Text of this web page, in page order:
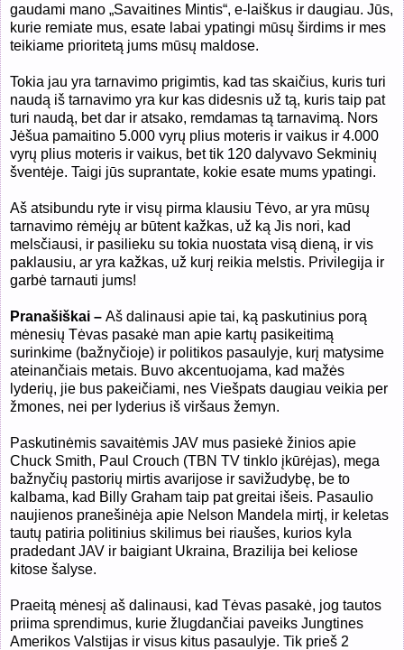
gaudami mano „Savaitines Mintis“, e-laiškus ir daugiau. Jūs,
kurie remiate mus, esate labai ypatingi mūsų širdims ir mes
teikiame prioritetą jums mūsų maldose.
Tokia jau yra tarnavimo prigimtis, kad tas skaičius, kuris turi
naudą iš tarnavimo yra kur kas didesnis už tą, kuris taip pat
turi naudą, bet dar ir atsako, remdamas tą tarnavimą. Nors
Jėšua pamaitino 5.000 vyrų plius moteris ir vaikus ir 4.000
vyrų plius moteris ir vaikus, bet tik 120 dalyvavo Sekminių
šventėje. Taigi jūs suprantate, kokie esate mums ypatingi.
Aš atsibundu ryte ir visų pirma klausiu Tėvo, ar yra mūsų
tarnavimo rėmėjų ar būtent kažkas, už ką Jis nori, kad
melsčiausi, ir pasilieku su tokia nuostata visą dieną, ir vis
paklausiu, ar yra kažkas, už kurį reikia melstis. Privilegija ir
garbė tarnauti jums!
Pranašiškai – Aš dalinausi apie tai, ką paskutinius porą
mėnesių Tėvas pasakė man apie kartų pasikeitimą
surinkime (bažnyčioje) ir politikos pasaulyje, kurį matysime
ateinančiais metais. Buvo akcentuojama, kad mažės
lyderių, jie bus pakeičiami, nes Viešpats daugiau veikia per
žmones, nei per lyderius iš viršaus žemyn.
Paskutinėmis savaitėmis JAV mus pasiekė žinios apie
Chuck Smith, Paul Crouch (TBN TV tinklo įkūrėjas), mega
bažnyčių pastorių mirtis avarijose ir savižudybę, be to
kalbama, kad Billy Graham taip pat greitai išeis. Pasaulio
naujienos pranešinėja apie Nelson Mandela mirtį, ir keletas
tautų patiria politinius skilimus bei riaušes, kurios kyla
pradedant JAV ir baigiant Ukraina, Brazilija bei keliose
kitose šalyse.
Praeitą mėnesį aš dalinausi, kad Tėvas pasakė, jog tautos
priima sprendimus, kurie žlugdančiai paveiks Jungtines
Amerikos Valstijas ir visus kitus pasaulyje. Tik prieš 2